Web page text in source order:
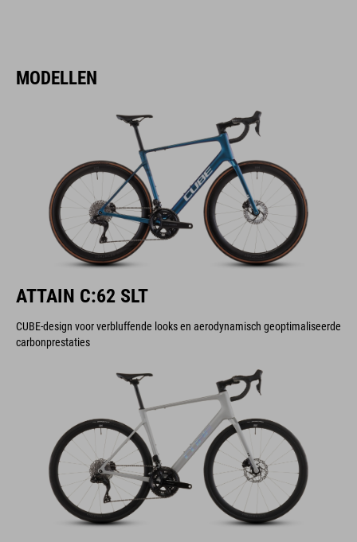
MODELLEN
ATTAIN C:62 SLT
CUBE-design voor verbluffende looks en aerodynamisch geoptimaliseerde
carbonprestaties